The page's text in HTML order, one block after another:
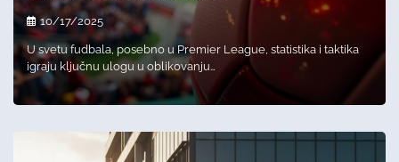
10/17/2025
U svetu fudbala, posebno u Premier League, statistika i taktika
igraju ključnu ulogu u oblikovanju…